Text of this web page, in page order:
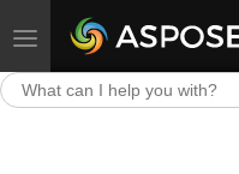
Toggle navigation